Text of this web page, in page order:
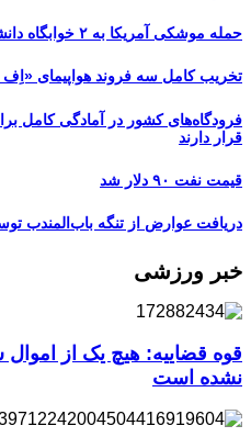
حمله موشکی آمریکا به ۲ خوابگاه دانشجویی در اهواز
تخریب کامل سه فروند هواپیمای «اِف ۳۵» آمریکا توسط سپاه
فرودگاه‌های کشور در آمادگی کامل
قرار دارند
قیمت نفت ۹۰ دلار شد
دریافت عوارض از تنگه باب‌المندب
خبر ورزشی
قوه قضاییه: هیچ یک از
نشده است